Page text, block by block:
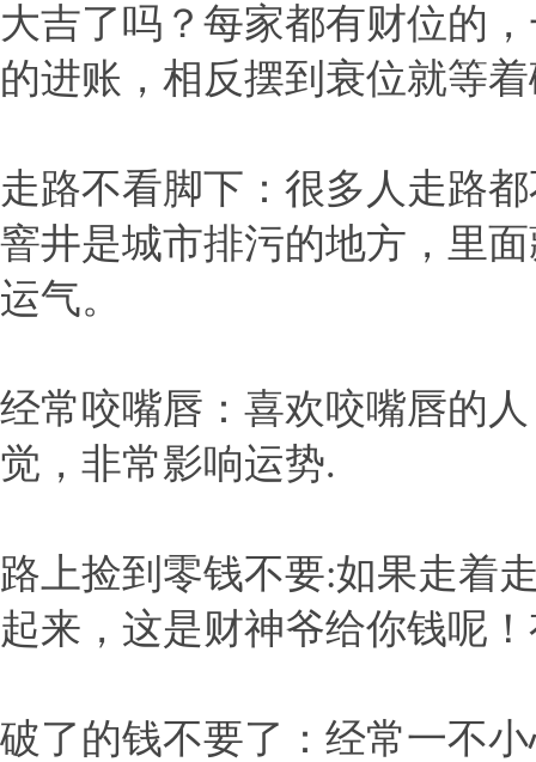
大吉了吗？每家都有财位的
的进账，相反摆到衰位就等
走路不看脚下：很多人走路
窨井是城市排污的地方，里
运气。
经常咬嘴唇：喜欢咬嘴唇的
觉，非常影响运势.
路上捡到零钱不要:如果走着
起来，这是财神爷给你钱呢
破了的钱不要了：经常一不